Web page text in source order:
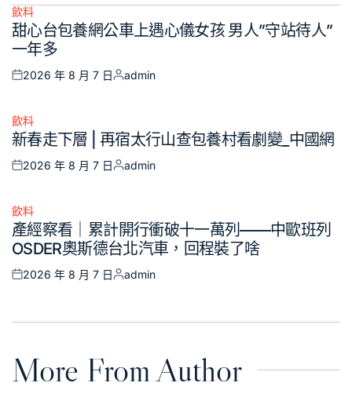
Posted
in
飲料
甜心台包養網公車上遇心儀女孩 男人”守站待人”
一年多
Posted
2026 年 8 月 7 日
Posted
admin
Posted
in
飲料
新春走下層 | 再宿太行山查包養村看劇變_中國網
Posted
2026 年 8 月 7 日
Posted
admin
Posted
in
飲料
產經察看｜累計開行衝破十一萬列——中歐班列
OSDER奧斯德台北汽車，回程裝了啥
Posted
2026 年 8 月 7 日
Posted
admin
More From Author